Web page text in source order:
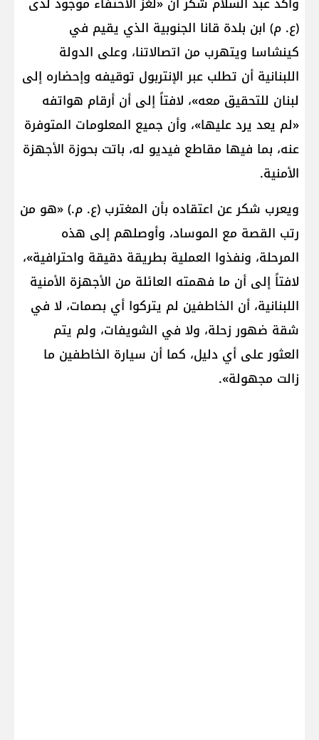
(ع. م) ابن بلدة قانا الجنوبية الذي يقيم في
كينشاسا ويتهرب من اتصالاتنا، وعلى الدولة
اللبنانية أن تطلب عبر الإنتربول توقيفه وإحضاره إلى
لبنان للتحقيق معه»، لافتاً إلى أن أرقام هواتفه
«لم يعد يرد عليها»، وأن جميع المعلومات المتوفرة
عنه، بما فيها مقاطع فيديو له، باتت بحوزة الأجهزة
الأمنية.
ويعرب شكر عن اعتقاده بأن المغترب (ع. م.) «هو من
رتب القصة مع الموساد، وأوصلهم إلى هذه
المرحلة، ونفذوا العملية بطريقة دقيقة واحترافية»،
لافتاً إلى أن ما فهمته العائلة من الأجهزة الأمنية
اللبنانية، أن الخاطفين لم يتركوا أي بصمات، لا في
شقة ضهور زحلة، ولا في الشويفات، ولم يتم
العثور على أي دليل، كما أن سيارة الخاطفين ما
زالت مجهولة».